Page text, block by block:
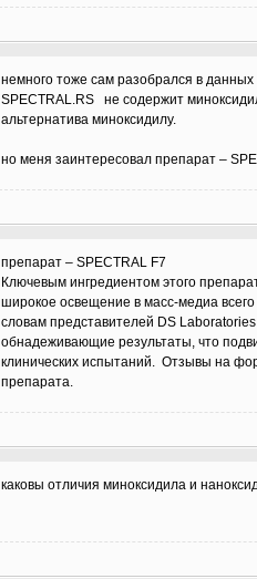
немного тоже сам разобрался в
SPECTRAL.RS не содержит
альтернатива миноксидилу.
но меня заинтересовал препарат –
препарат – SPECTRAL F7
Ключевым ингредиентом этого
широкое освещение в масс-медиа
словам представителей DS
обнадеживающие результаты, что
клинических испытаний. Отзывы на
препарата.
каковы отличия миноксидила и